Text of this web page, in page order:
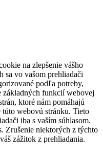
na zlepšenie vášho
sa vo vašom prehliadači
podľa potreby,
základných funkcií webovej
ktoré nám pomáhajú
webovú stránku. Tieto
iba s vaším súhlasom.
Zrušenie niektorých z týchto
zážitok z prehliadania.